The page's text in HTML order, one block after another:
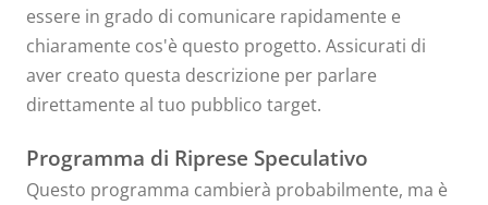
essere in grado di comunicare rapidamente e
chiaramente cos'è questo progetto. Assicurati di
aver creato questa descrizione per parlare
direttamente al tuo pubblico target.
Programma di Riprese Speculativo
Questo programma cambierà probabilmente, ma è